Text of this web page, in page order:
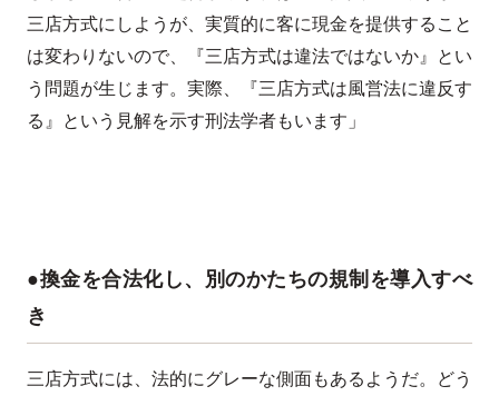
三店方式にしようが、実質的に客に現金を提供すること
は変わりないので、『三店方式は違法ではないか』とい
う問題が生じます。実際、『三店方式は風営法に違反す
る』という見解を示す刑法学者もいます」
●換金を合法化し、別のかたちの規制を導入すべ
き
三店方式には、法的にグレーな側面もあるようだ。どう